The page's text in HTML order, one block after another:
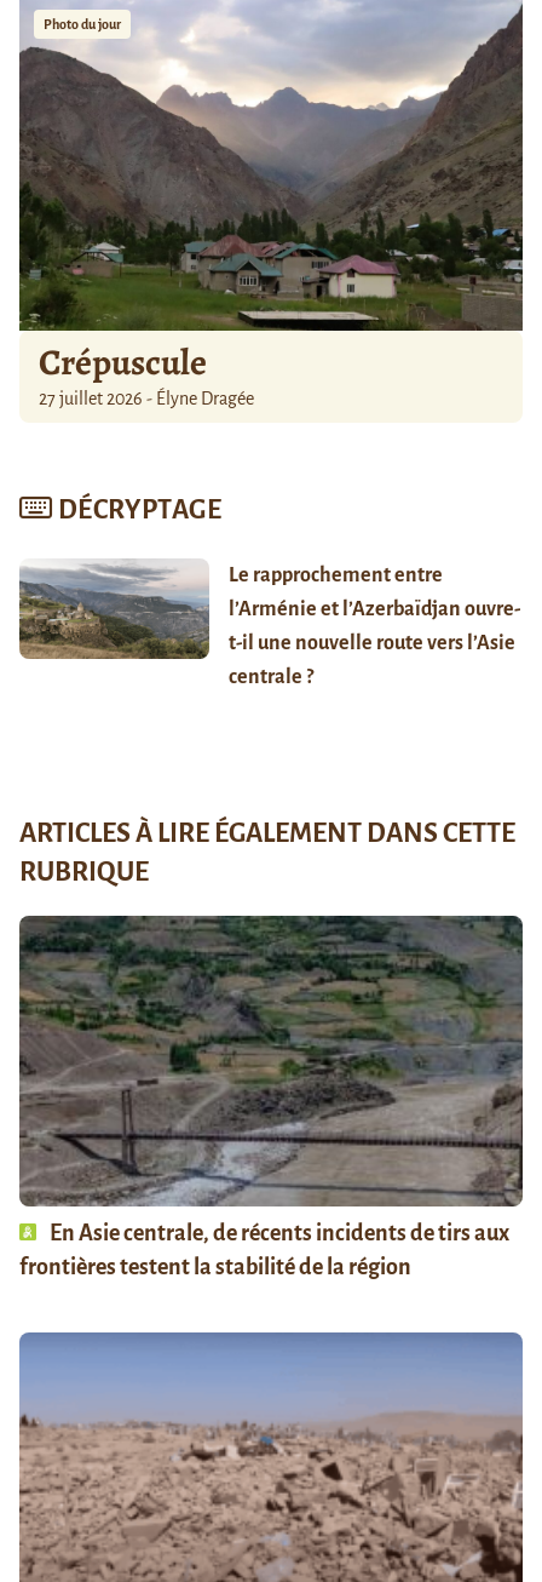
Photo du jour
Crépuscule
27 juillet 2026 - Élyne Dragée
DÉCRYPTAGE
Le rapprochement entre
l’Arménie et l’Azerbaïdjan ouvre-
t-il une nouvelle route vers l’Asie
centrale ?
ARTICLES À LIRE ÉGALEMENT DANS CETTE
RUBRIQUE
En Asie centrale, de récents incidents de tirs aux
frontières testent la stabilité de la région